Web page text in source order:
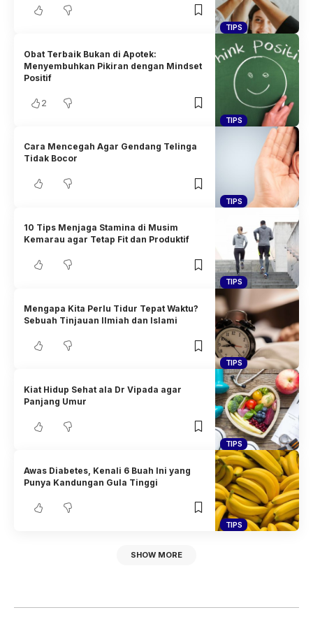
TIPS
TIPS
Obat Terbaik Bukan di Apotek:
Menyembuhkan Pikiran dengan Mindset
Positif
2
TIPS
Cara Mencegah Agar Gendang Telinga
Tidak Bocor
TIPS
10 Tips Menjaga Stamina di Musim
Kemarau agar Tetap Fit dan Produktif
TIPS
Mengapa Kita Perlu Tidur Tepat Waktu?
Sebuah Tinjauan Ilmiah dan Islami
TIPS
Kiat Hidup Sehat ala Dr Vipada agar
Panjang Umur
TIPS
Awas Diabetes, Kenali 6 Buah Ini yang
Punya Kandungan Gula Tinggi
SHOW MORE